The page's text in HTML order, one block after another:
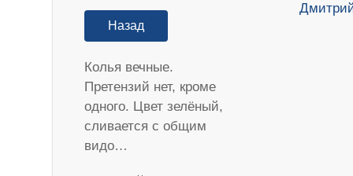
Назад
Колья вечные.
Претензий нет, кроме
одного. Цвет зелёный,
сливается с общим
видо…